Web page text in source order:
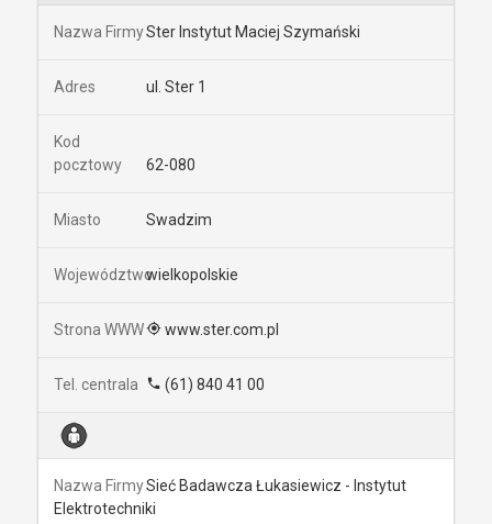
Ster Instytut Maciej Szymański
ul. Ster 1
62-080
Swadzim
wielkopolskie
www.ster.com.pl
(61) 840 41 00
Sieć Badawcza Łukasiewicz - Instytut
Elektrotechniki